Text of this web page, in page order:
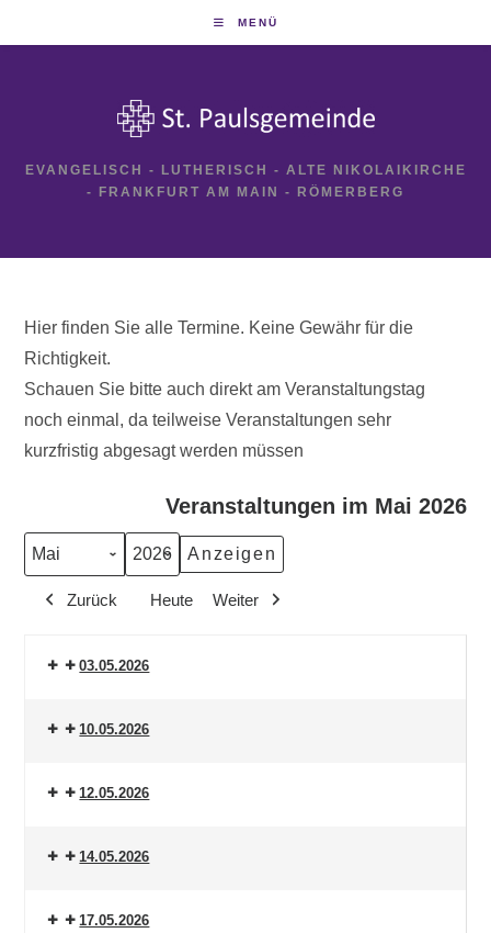
MENÜ
EVANGELISCH - LUTHERISCH - ALTE NIKOLAIKIRCHE
- FRANKFURT AM MAIN - RÖMERBERG
Hier finden Sie alle Termine. Keine Gewähr für die
Richtigkeit.
Schauen Sie bitte auch direkt am Veranstaltungstag
noch einmal, da teilweise Veranstaltungen sehr
kurzfristig abgesagt werden müssen
Veranstaltungen im Mai 2026
Monat
Jahr
Zurück
Heute Weiter
03.05.2026
10.05.2026
12.05.2026
14.05.2026
17.05.2026